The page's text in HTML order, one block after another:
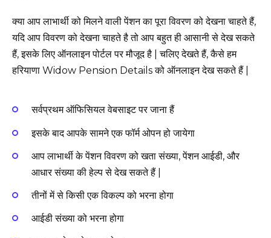
क्या आप लाभार्थी को मिलने वाली पेंशन का पूरा विवरण को देखना चाहते हैं,
यदि आप विवरण को देखना चाहते है तो आप बहुत ही आसानी से देख सकते
हैं, इसके लिए ऑनलाइन पोर्टल पर मौजूद है | चलिए देखते हैं, कैसे हम
हरियाणा Widow Pension Details को ऑनलाइन देख सकते हैं |
सर्वप्रथम ऑफिसियल वेबसाइट पर जाना हैं
इसके बाद आपके सामने एक फॉर्म ओपन हो जायेगा
आप लाभार्थी के पेंशन विवरण को खता संख्या, पेंशन आईडी, और
आधार संख्या की हेल्प से देख सकते हैं |
तीनों में से किसी एक विकल्प को भरना होगा
आईडी संख्या को भरना होगा